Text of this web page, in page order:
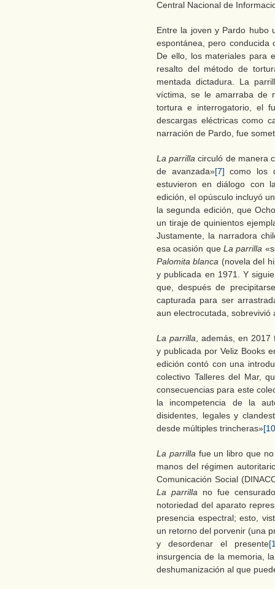
Central Nacional de
Entre la joven y Pardo hubo
espontánea, pero conducida
De ello, los materiales para
resalto del método de
mentada dictadura. La
víctima, se le amarraba de
tortura e interrogatorio, el
descargas eléctricas como
narración de Pardo, fue
La parrillacirculó de manera
de avanzada»[7] como los
estuvieron en diálogo con
edición, el opúsculo incluyó
la segunda edición, que
un tiraje de quinientos
Justamente, la narradora
esa ocasión queLa parrilla
Palomita blanca (novela del
y publicada en 1971. Y
que, después de
capturada para ser
aun electrocutada, sobrevivió
La parrilla , además, en
y publicada por Veliz Books
edición contó con una
colectivo Talleres del Mar,
consecuencias para este
la incompetencia de la
disidentes, legales y
desde múltiples trincheras»
La parrilla fue un libro que
manos del régimen
Comunicación Social
La parrilla no fue
notoriedad del aparato
presencia espectral; esto,
un retorno del porvenir (una
y desordenar el presente
insurgencia de la memoria,
deshumanización al que